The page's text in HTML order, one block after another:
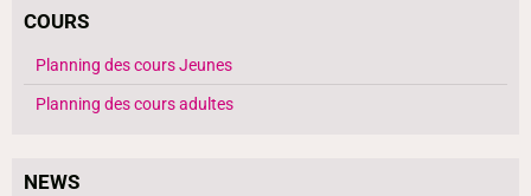
COURS
Planning des cours Jeunes
Planning des cours adultes
NEWS